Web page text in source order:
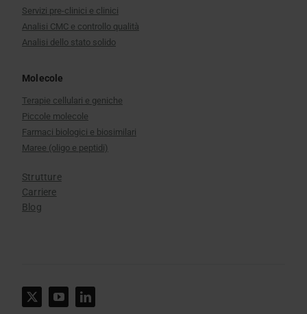
Servizi pre-clinici e clinici
Analisi CMC e controllo qualità
Analisi dello stato solido
Molecole
Terapie cellulari e geniche
Piccole molecole
Farmaci biologici e biosimilari
Maree (oligo e peptidi)
Strutture
Carriere
Blog